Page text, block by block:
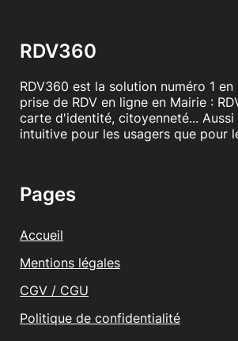
RDV360
RDV360 est la solution numéro 1
prise de RDV en ligne en Mairie :
carte d'identité, citoyenneté... Aussi
intuitive pour les usagers que pour
Pages
Accueil
Mentions légales
CGV / CGU
Politique de confidentialité